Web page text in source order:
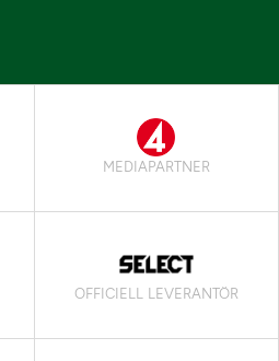
MEDIAPARTNER
OFFICIELL LEVERANTÖR